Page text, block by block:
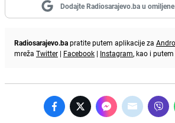
Dodajte Radiosarajevo.ba u
Radiosarajevo.bapratite putem aplikacije za
mreža Twitter | Facebook | Instagram, kao i